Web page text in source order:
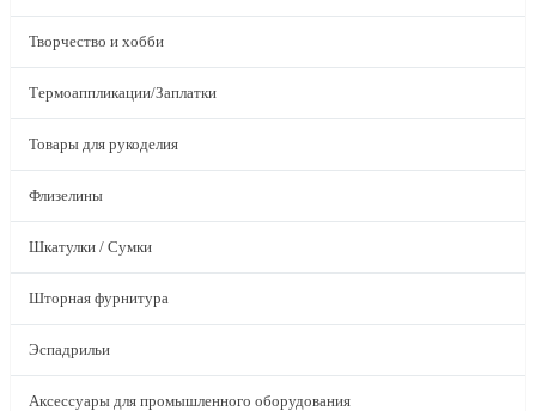
Творчество и хобби
Термоаппликации/Заплатки
Товары для рукоделия
Флизелины
Шкатулки / Сумки
Шторная фурнитура
Эспадрильи
Аксессуары для промышленного оборудования